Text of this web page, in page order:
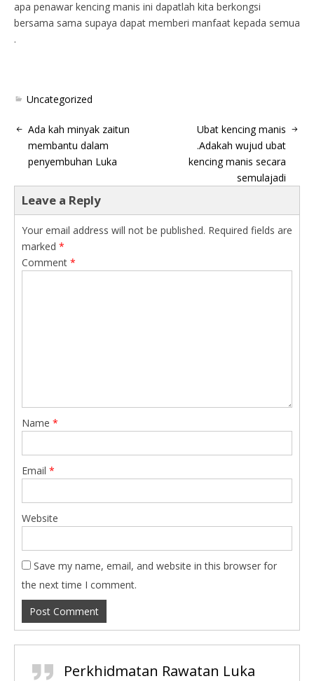
apa penawar kencing manis ini dapatlah kita berkongsi
bersama sama supaya dapat memberi manfaat kepada semua
.
Uncategorized
Ada kah minyak zaitun
membantu dalam
penyembuhan Luka
Ubat kencing manis
.Adakah wujud ubat
kencing manis secara
semulajadi
Leave a Reply
Your email address will not be published. Required fields are
marked *
Comment *
Name *
Email *
Website
Save my name, email, and website in this browser for
the next time I comment.
Perkhidmatan Rawatan Luka